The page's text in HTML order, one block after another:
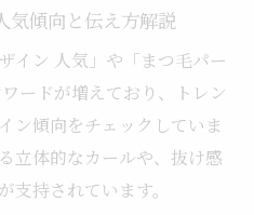
気傾向と伝え方解説
イン 人気」や「まつ毛パー
ードが増えており、トレン
ン傾向をチェックしていま
立体的なカールや、抜け感
支持されています。